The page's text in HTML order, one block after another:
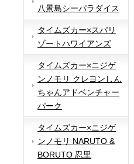
八景島シーパラダイス
タイムズカー×スパリ
ゾートハワイアンズ
タイムズカー×ニジゲ
ンノモリ クレヨンしん
ちゃんアドベンチャー
パーク
タイムズカー×ニジゲ
ンノモリ NARUTO &
BORUTO 忍里